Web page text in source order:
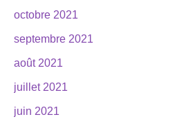
octobre 2021
septembre 2021
août 2021
juillet 2021
juin 2021